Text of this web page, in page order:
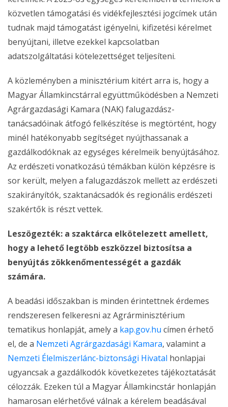
közvetlen támogatási és vidékfejlesztési jogcímek után
tudnak majd támogatást igényelni, kifizetési kérelmet
benyújtani, illetve ezekkel kapcsolatban
adatszolgáltatási kötelezettséget teljesíteni.
A közleményben a minisztérium kitért arra is, hogy a
Magyar Államkincstárral együttműködésben a Nemzeti
Agrárgazdasági Kamara (NAK) falugazdász-
tanácsadóinak átfogó felkészítése is megtörtént, hogy
minél hatékonyabb segítséget nyújthassanak a
gazdálkodóknak az egységes kérelmeik benyújtásához.
Az erdészeti vonatkozású témákban külön képzésre is
sor került, melyen a falugazdászok mellett az erdészeti
szakirányítók, szaktanácsadók és regionális erdészeti
szakértők is részt vettek.
Leszögezték: a szaktárca elkötelezett amellett,
hogy a lehető legtöbb eszközzel biztosítsa a
benyújtás zökkenőmentességét a gazdák
számára.
A beadási időszakban is minden érintettnek érdemes
rendszeresen felkeresni az Agrárminisztérium
tematikus honlapját, amely a kap.gov.hu címen érhető
el, de a Nemzeti Agrárgazdasági Kamara, valamint a
Nemzeti Élelmiszerlánc-biztonsági Hivatal honlapjai
ugyancsak a gazdálkodók következetes tájékoztatását
célozzák. Ezeken túl a Magyar Államkincstár honlapján
hamarosan elérhetővé válnak a kérelem beadásával